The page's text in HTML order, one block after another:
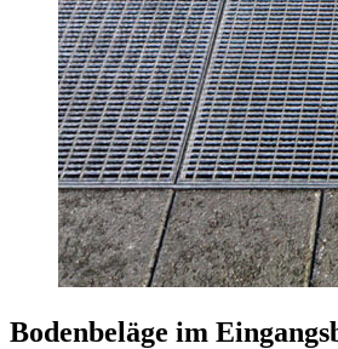
Bodenbeläge im